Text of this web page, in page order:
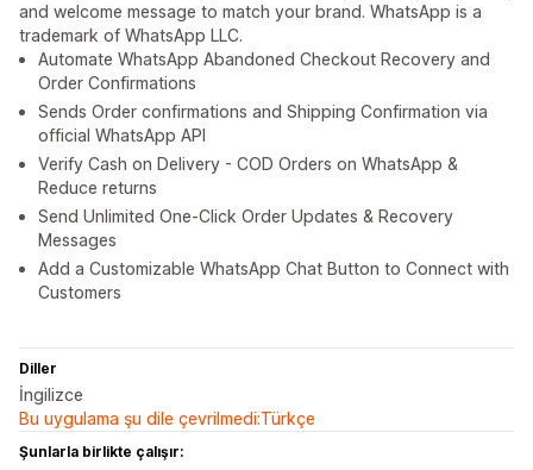
and welcome message to match your brand. WhatsApp is a
trademark of WhatsApp LLC.
Automate WhatsApp Abandoned Checkout Recovery and
Order Confirmations
Sends Order confirmations and Shipping Confirmation via
official WhatsApp API
Verify Cash on Delivery - COD Orders on WhatsApp &
Reduce returns
Send Unlimited One-Click Order Updates & Recovery
Messages
Add a Customizable WhatsApp Chat Button to Connect with
Customers
Diller
İngilizce
Bu uygulama şu dile çevrilmedi:Türkçe
Şunlarla birlikte çalışır: